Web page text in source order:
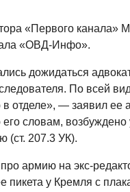
«Первого канала»
«ОВД-Инфо».
дожидаться
По всей
в отделе», — заявил
словам,
(ст. 207.3 УК).
армию на экс-
пикета у Кремля с